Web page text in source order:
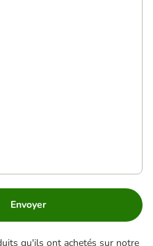
Envoyer
qu'ils ont achetés sur notre